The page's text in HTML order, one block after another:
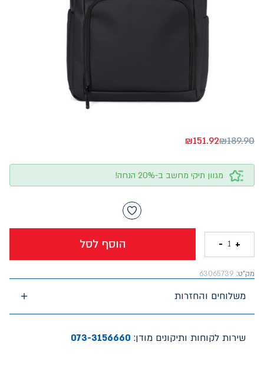
₪189.90
₪151.92
מגוון תיקי מחשב ב-20% הנחה!
הוסף לסל +
1
-
מק"ט: 63065739
משלוחים והחזרות
שירות לקוחות ותיקונים מודן: 073-3156660